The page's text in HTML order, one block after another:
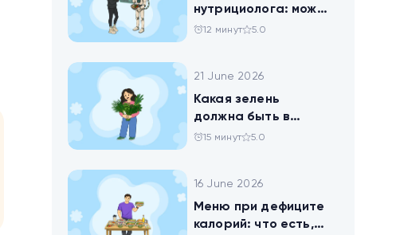
нутрициолога: можно
ли доверить
12 минут 5.0
21 June 2026
Какая зелень
должна быть в
тарелке
15 минут 5.0
16 June 2026
Меню при дефиците
калорий: что есть,